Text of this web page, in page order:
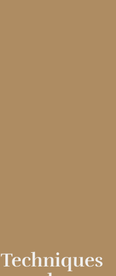
Techniques